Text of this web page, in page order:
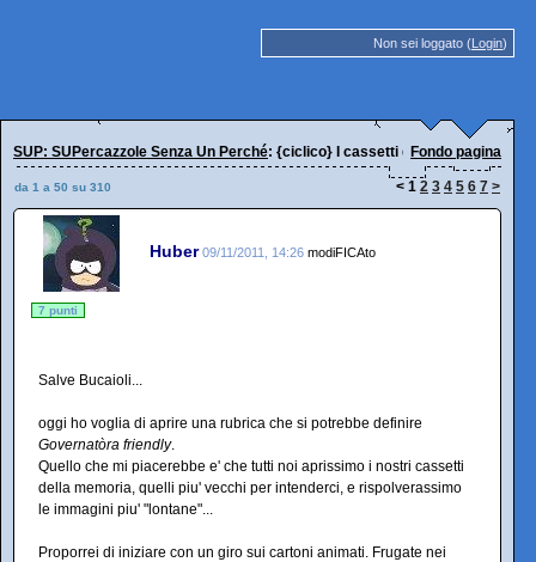
Non sei loggato (Login)
SUP: SUPercazzole Senza Un Perché: {ciclico} I cassetti della memoria...
Fondo pagina
da 1 a 50 su 310 < 1 2 3 4 5 6 7 >
Huber 09/11/2011, 14:26 modiFICAto
7 punti
Salve Bucaioli...
oggi ho voglia di aprire una rubrica che si potrebbe definire
Governatòra friendly.
Quello che mi piacerebbe e' che tutti noi aprissimo i nostri cassetti
della memoria, quelli piu' vecchi per intenderci, e rispolverassimo
le immagini piu' "lontane"...
Proporrei di iniziare con un giro sui cartoni animati. Frugate nei